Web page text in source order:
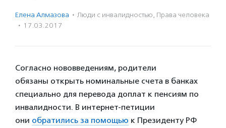
Елена Алмазова · Люди с инвалидностью, Права человека
· 17.03.2017
Согласно нововведениям, родители
обязаны открыть номинальные счета в банках
специально для перевода доплат к пенсиям по
инвалидности. В интернет-петиции
они обратились за помощью к Президенту РФ